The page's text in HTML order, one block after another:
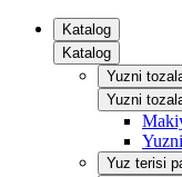
Katalog
Katalog
Yuzni
Yuzni
Yuz terisi